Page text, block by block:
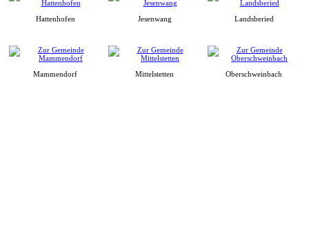
Hattenhofen Jesenwang Landsberied
Mammendorf Mittelstetten Oberschweinbach